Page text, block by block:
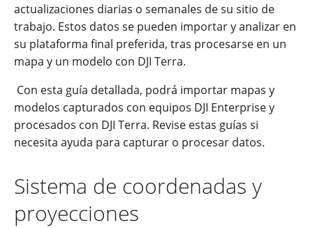
actualizaciones diarias o semanales de su sitio de
trabajo. Estos datos se pueden importar y analizar en
su plataforma final preferida, tras procesarse en un
mapa y un modelo con DJI Terra.
Con esta guía detallada, podrá importar mapas y
modelos capturados con equipos DJI Enterprise y
procesados con DJI Terra. Revise estas guías si
necesita ayuda para capturar o procesar datos.
Sistema de coordenadas y
proyecciones